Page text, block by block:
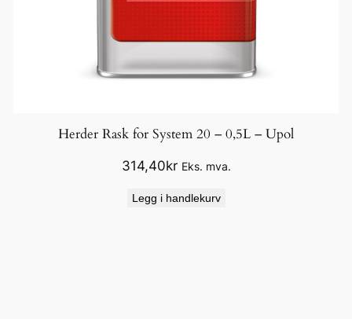
Herder Rask for System 20 – 0,5L – Upol
314,40kr Eks. mva.
Legg i handlekurv